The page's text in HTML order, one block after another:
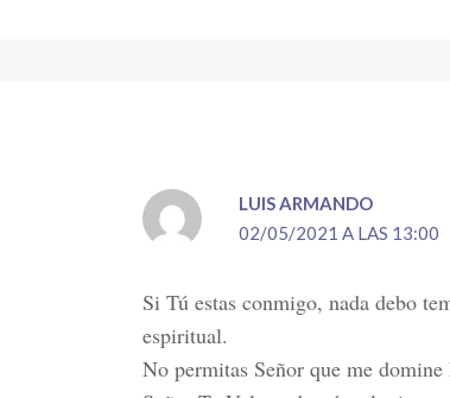
LUIS ARMANDO
02/05/2021 A LAS 13:00
Si Tú estas conmigo, nada debo
espiritual.
No permitas Señor que me